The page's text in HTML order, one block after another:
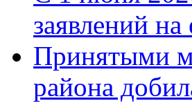
заявлений
Принятыми
района